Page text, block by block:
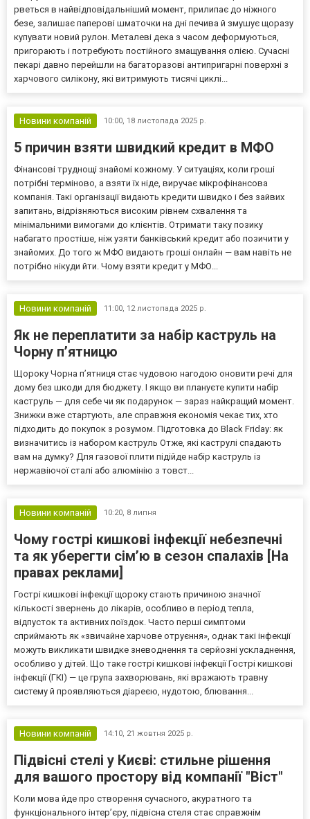
рветься в найвідповідальніший момент, прилипає до ніжного
безе, залишає паперові шматочки на дні печива й змушує щоразу
купувати новий рулон. Металеві дека з часом деформуються,
пригорають і потребують постійного змащування олією. Сучасні
пекарі давно перейшли на багаторазові антипригарні поверхні з
харчового силікону, які витримують тисячі циклі...
Новини компаній 10:00, 18 листопада 2025 р.
5 причин взяти швидкий кредит в МФО
Фінансові труднощі знайомі кожному. У ситуаціях, коли гроші
потрібні терміново, а взяти їх ніде, виручає мікрофінансова
компанія. Такі організації видають кредити швидко і без зайвих
запитань, відрізняються високим рівнем схвалення та
мінімальними вимогами до клієнтів. Отримати таку позику
набагато простіше, ніж узяти банківський кредит або позичити у
знайомих. До того ж МФО видають гроші онлайн — вам навіть не
потрібно нікуди йти. Чому взяти кредит у МФО...
Новини компаній 11:00, 12 листопада 2025 р.
Як не переплатити за набір каструль на
Чорну п’ятницю
Щороку Чорна п’ятниця стає чудовою нагодою оновити речі для
дому без шкоди для бюджету. І якщо ви плануєте купити набір
каструль — для себе чи як подарунок — зараз найкращий момент.
Знижки вже стартують, але справжня економія чекає тих, хто
підходить до покупок з розумом. Підготовка до Black Friday: як
визначитись із набором каструль Отже, які каструлі спадають
вам на думку? Для газової плити підійде набір каструль із
нержавіючої сталі або алюмінію з товст...
Новини компаній 10:20, 8 липня
Чому гострі кишкові інфекції небезпечні
та як уберегти сім’ю в сезон спалахів [На
правах реклами]
Гострі кишкові інфекції щороку стають причиною значної
кількості звернень до лікарів, особливо в період тепла,
відпусток та активних поїздок. Часто перші симптоми
сприймають як «звичайне харчове отруєння», однак такі інфекції
можуть викликати швидке зневоднення та серйозні ускладнення,
особливо у дітей. Що таке гострі кишкові інфекції Гострі кишкові
інфекції (ГКІ) — це група захворювань, які вражають травну
систему й проявляються діареєю, нудотою, блювання...
Новини компаній 14:10, 21 жовтня 2025 р.
Підвісні стелі у Києві: стильне рішення
для вашого простору від компанії "Віст"
Коли мова йде про створення сучасного, акуратного та
функціонального інтер’єру, підвісна стеля стає справжнім